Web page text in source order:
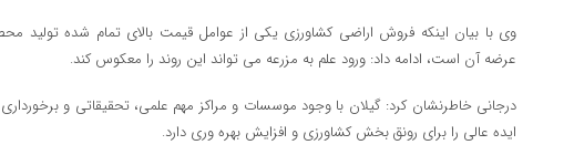
وی با بیان اینکه فروش اراضی کشاورزی یکی از عوامل قیمت بالای تمام شده تولید
عرضه آن است، ادامه داد: ورود علم به مزرعه می تواند این روند را معکوس کند.
درجانی خاطرنشان کرد: گیلان با وجود موسسات و مراکز مهم علمی، تحقیقاتی و
ایده عالی را برای رونق بخش کشاورزی و افزایش بهره وری دارد.